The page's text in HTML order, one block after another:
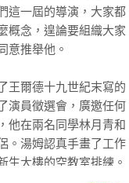
樣，他們會去很多地
發展出另一條線，她以
每個痛苦的結點，都必
這一屆的導演，大家都
概念，遑論要組織大家
意推舉他。
爾德十九世紀末寫的
演員徵選會，廣邀任何
他在兩名同學林月青和
。湯姆認真手畫了工作
生大樓的空教室排練。